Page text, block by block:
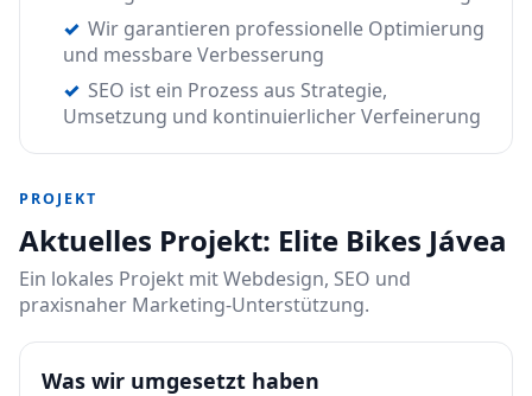
Wir garantieren professionelle Optimierung
und messbare Verbesserung
SEO ist ein Prozess aus Strategie,
Umsetzung und kontinuierlicher Verfeinerung
PROJEKT
Aktuelles Projekt: Elite Bikes Jávea
Ein lokales Projekt mit Webdesign, SEO und
praxisnaher Marketing-Unterstützung.
Was wir umgesetzt haben